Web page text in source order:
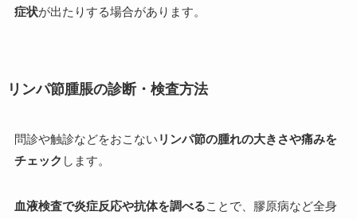
症状が出たりする場合があります。
リンパ節腫脹の診断・検査方法
問診や触診などをおこない リンパ節の腫れの大きさや痛みを
チェック します。
血液検査で炎症反応や抗体を調べることで、膠原病など全身